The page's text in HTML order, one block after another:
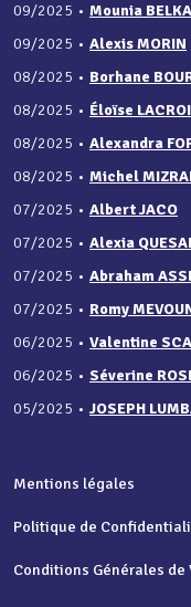
09/2025 • Mounia
09/2025 • Alexis MORIN
08/2025 • Borhane
08/2025 • Éloïse
08/2025 • Alexandra
08/2025 • Michel
07/2025 • Albert JACO
07/2025 • Alexia
07/2025 • Abraham
07/2025 • Romy
06/2025 • Valentine
06/2025 • Séverine
05/2025 • JOSEPH
Mentions légales
Politique de
Conditions Générales de